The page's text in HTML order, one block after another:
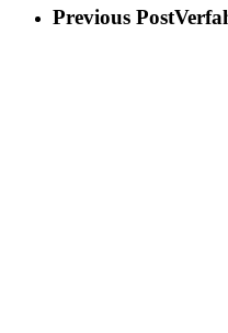
Previous Post